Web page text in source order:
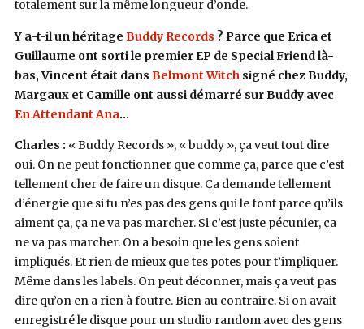
totalement sur la même longueur d’onde.
Y a-t-il un héritage Buddy Records ? Parce que Erica et
Guillaume ont sorti le premier EP de Special Friend là-
bas, Vincent était dans Belmont Witch signé chez Buddy,
Margaux et Camille ont aussi démarré sur Buddy avec
En Attendant Ana…
Charles : « Buddy Records », « buddy », ça veut tout dire
oui. On ne peut fonctionner que comme ça, parce que c’est
tellement cher de faire un disque. Ça demande tellement
d’énergie que si tu n’es pas des gens qui le font parce qu’ils
aiment ça, ça ne va pas marcher. Si c’est juste pécunier, ça
ne va pas marcher. On a besoin que les gens soient
impliqués. Et rien de mieux que tes potes pour t’impliquer.
Même dans les labels. On peut déconner, mais ça veut pas
dire qu’on en a rien à foutre. Bien au contraire. Si on avait
enregistré le disque pour un studio random avec des gens